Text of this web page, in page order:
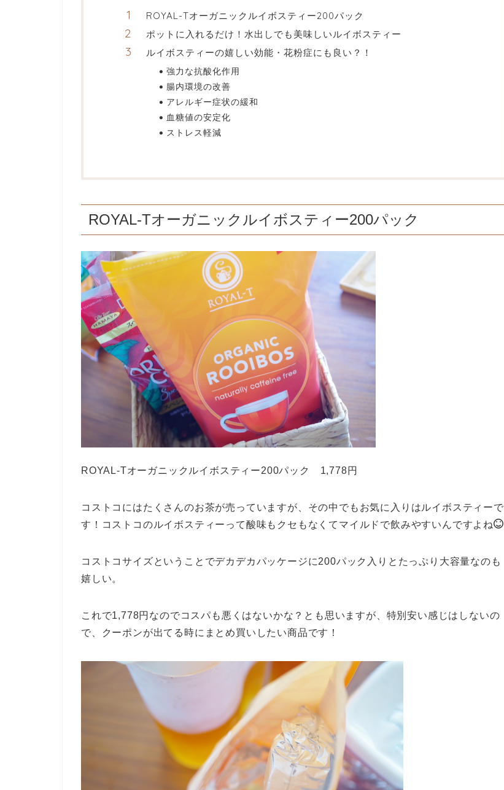
ROYAL-Tオーガニックルイボスティー200パック
ポットに入れるだけ！水出しでも美味しいルイボスティー
ルイボスティーの嬉しい効能・花粉症にも良い？！
強力な抗酸化作用
腸内環境の改善
アレルギー症状の緩和
血糖値の安定化
ストレス軽減
ROYAL-Tオーガニックルイボスティー200パック
ROYAL-Tオーガニックルイボスティー200パック 1,778円
コストコにはたくさんのお茶が売っていますが、その中でもお気に入りはルイボスティーで
す！コストコのルイボスティーって酸味もクセもなくてマイルドで飲みやすいんですよね
コストコサイズということでデカデカパッケージに200パック入りとたっぷり大容量なのも
嬉しい。
これで1,778円なのでコスパも悪くはないかな？とも思いますが、特別安い感じはしないの
で、クーポンが出てる時にまとめ買いしたい商品です！